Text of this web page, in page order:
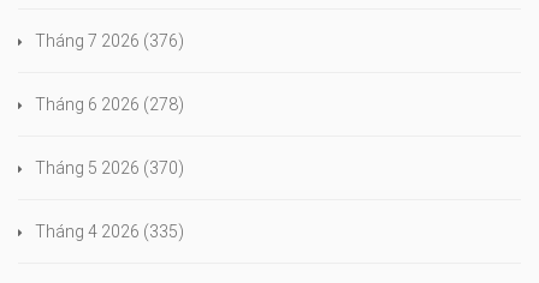
Tháng 7 2026 (376)
Tháng 6 2026 (278)
Tháng 5 2026 (370)
Tháng 4 2026 (335)